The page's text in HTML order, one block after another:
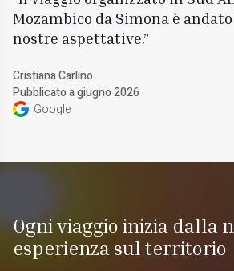
Mozambico da Simona è
nostre aspettative.
Cristiana Carlino
Pubblicato a giugno 2026
Google
Ogni viaggio inizia dalla
esperienza sul territorio